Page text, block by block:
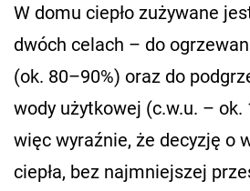
W domu ciepło zużywane
dwóch celach – do
(ok. 80–90%) oraz do
wody użytkowej (c.w.u. – ok.
więc wyraźnie, że decyzję o
ciepła, bez najmniejszej